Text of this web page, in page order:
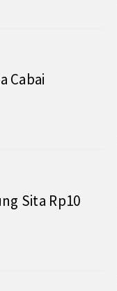
Cabai
Sita Rp10